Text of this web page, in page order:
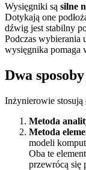
Wysięgniki są silne
Dotykają one
dźwig jest stabilny
Podczas wybierania
wysięgnika pomaga
Dwa
Inżynierowie stosują
Metoda
Metoda
modeli
Oba te
przewrócą się